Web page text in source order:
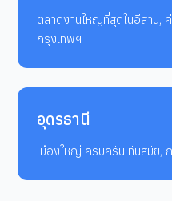
ตลาดงานใหญ่ที่สุดในอีสาน,
กรุงเทพฯ
อุดรธานี
เมืองใหญ่ ครบครัน ทันสมัย,